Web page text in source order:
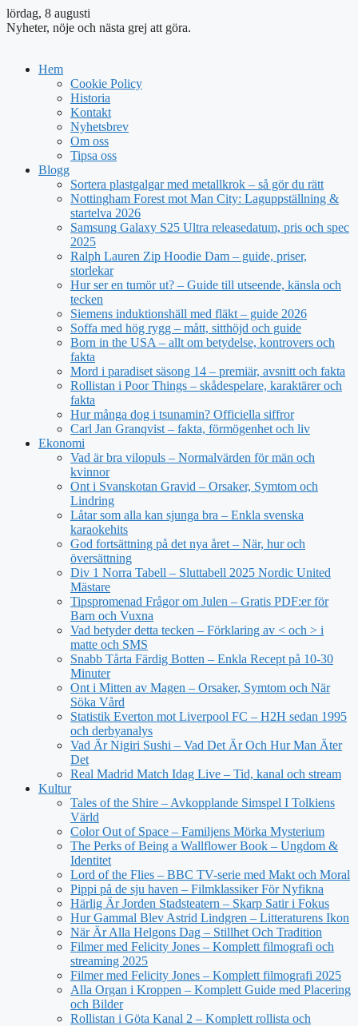
lördag, 8 augusti
Nyheter, nöje och nästa grej att göra.
Hem
Cookie Policy
Historia
Kontakt
Nyhetsbrev
Om oss
Tipsa oss
Blogg
Sortera plastgalgar med metallkrok – så gör du rätt
Nottingham Forest mot Man City: Laguppställning &
startelva 2026
Samsung Galaxy S25 Ultra releasedatum, pris och spec
2025
Ralph Lauren Zip Hoodie Dam – guide, priser,
storlekar
Hur ser en tumör ut? – Guide till utseende, känsla och
tecken
Siemens induktionshäll med fläkt – guide 2026
Soffa med hög rygg – mått, sitthöjd och guide
Born in the USA – allt om betydelse, kontrovers och
fakta
Mord i paradiset säsong 14 – premiär, avsnitt och fakta
Rollistan i Poor Things – skådespelare, karaktärer och
fakta
Hur många dog i tsunamin? Officiella siffror
Carl Jan Granqvist – fakta, förmögenhet och liv
Ekonomi
Vad är bra vilopuls – Normalvärden för män och
kvinnor
Ont i Svanskotan Gravid – Orsaker, Symtom och
Lindring
Låtar som alla kan sjunga bra – Enkla svenska
karaokehits
God fortsättning på det nya året – När, hur och
översättning
Div 1 Norra Tabell – Sluttabell 2025 Nordic United
Mästare
Tipspromenad Frågor om Julen – Gratis PDF:er för
Barn och Vuxna
Vad betyder detta tecken – Förklaring av < och > i
matte och SMS
Snabb Tårta Färdig Botten – Enkla Recept på 10-30
Minuter
Ont i Mitten av Magen – Orsaker, Symtom och När
Söka Vård
Statistik Everton mot Liverpool FC – H2H sedan 1995
och derbyanalys
Vad Är Nigiri Sushi – Vad Det Är Och Hur Man Äter
Det
Real Madrid Match Idag Live – Tid, kanal och stream
Kultur
Tales of the Shire – Avkopplande Simspel I Tolkiens
Värld
Color Out of Space – Familjens Mörka Mysterium
The Perks of Being a Wallflower Book – Ungdom &
Identitet
Lord of the Flies – BBC TV-serie med Makt och Moral
Pippi på de sju haven – Filmklassiker För Nyfikna
Härlig Är Jorden Stadsteatern – Skarp Satir i Fokus
Hur Gammal Blev Astrid Lindgren – Litteraturens Ikon
När Är Alla Helgons Dag – Stillhet Och Tradition
Filmer med Felicity Jones – Komplett filmografi och
streaming 2025
Filmer med Felicity Jones – Komplett filmografi 2025
Alla Organ i Kroppen – Komplett Guide med Placering
och Bilder
Rollistan i Göta Kanal 2 – Komplett rollista och